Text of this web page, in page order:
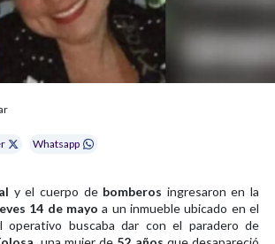
Whatsapp
y el cuerpo de bomberos ingresaron en la
14 de mayoa un inmueble ubicado en el
operativo buscaba dar con el paradero de